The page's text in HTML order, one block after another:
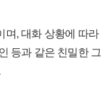
, 대화 상황에 따
등과 같은 친밀한